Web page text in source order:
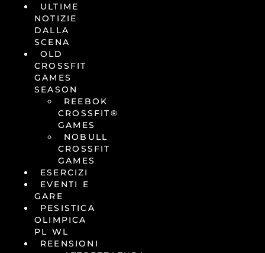
ULTIME
NOTIZIE
DALLA
SCENA
OLD
CROSSFIT
GAMES
SEASON
REEBOK
CROSSFIT®
GAMES
NOBULL
CROSSFIT
GAMES
ESERCIZI
EVENTI E
GARE
PESISTICA
OLIMPICA
PL WL
REENSIONI